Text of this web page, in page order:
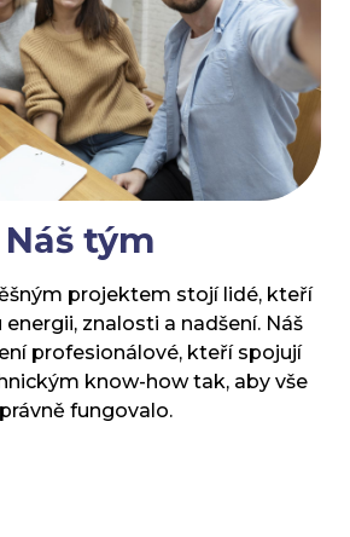
Náš tým
projektem stojí lidé, kteří
znalosti a nadšení. Náš
profesionálové, kteří spojují
know-how tak, aby vše
fungovalo.